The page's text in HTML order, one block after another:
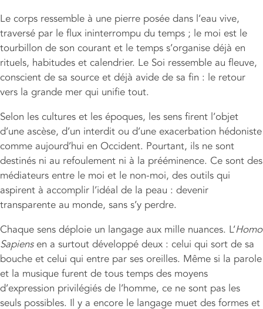
Le corps ressemble à une pierre posée dans l’eau vive,
traversé par le flux ininterrompu du temps ; le moi est le
tourbillon de son courant et le temps s’organise déjà en
rituels, habitudes et calendrier. Le Soi ressemble au fleuve,
conscient de sa source et déjà avide de sa fin : le retour
vers la grande mer qui unifie tout.
Selon les cultures et les époques, les sens firent l’objet
d’une ascèse, d’un interdit ou d’une exacerbation hédoniste
comme aujourd’hui en Occident. Pourtant, ils ne sont
destinés ni au refoulement ni à la prééminence. Ce sont des
médiateurs entre le moi et le non-moi, des outils qui
aspirent à accomplir l’idéal de la peau : devenir
transparente au monde, sans s’y perdre.
Chaque sens déploie un langage aux mille nuances. L’Homo
Sapiens en a surtout développé deux : celui qui sort de sa
bouche et celui qui entre par ses oreilles. Même si la parole
et la musique furent de tous temps des moyens
d’expression privilégiés de l’homme, ce ne sont pas les
seuls possibles. Il y a encore le langage muet des formes et